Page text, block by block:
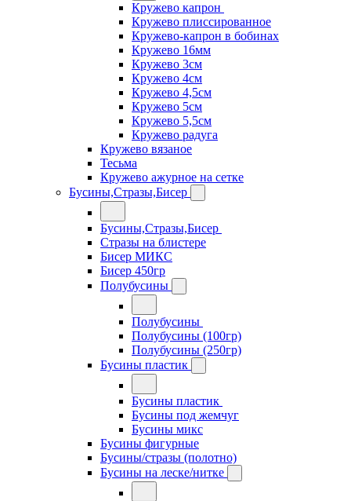
Кружево капрон
Кружево плиссированное
Кружево-капрон в бобинах
Кружево 16мм
Кружево 3см
Кружево 4см
Кружево 4,5см
Кружево 5см
Кружево 5,5см
Кружево радуга
Кружево вязаное
Тесьма
Кружево ажурное на сетке
Бусины,Стразы,Бисер
Бусины,Стразы,Бисер
Стразы на блистере
Бисер МИКС
Бисер 450гр
Полубусины
Полубусины
Полубусины (100гр)
Полубусины (250гр)
Бусины пластик
Бусины пластик
Бусины под жемчуг
Бусины микс
Бусины фигурные
Бусины/стразы (полотно)
Бусины на леске/нитке